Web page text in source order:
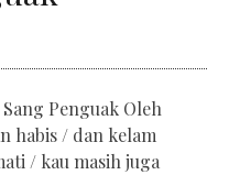
Penguak Oleh
habis / dan kelam
/ kau masih juga